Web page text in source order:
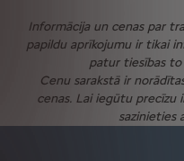
Informācija un cenas par
papildu aprīkojumu ir tikai
patur tiesības to
Cenu sarakstā ir
cenas. Lai iegūtu precīzu
sazinieties